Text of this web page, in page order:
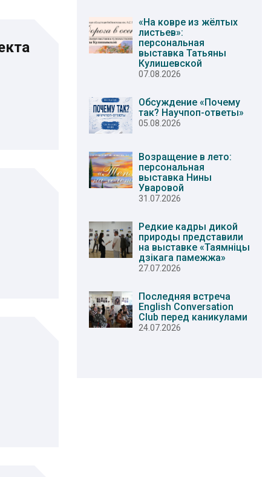
«На ковре из жёлтых
листьев»:
персональная
выставка Татьяны
Кулишевской
07.08.2026
Обсуждение «Почему
так? Научпоп-ответы»
05.08.2026
Возращение в лето:
персональная
выставка Нины
Уваровой
31.07.2026
Редкие кадры дикой
природы представили
на выставке «Таямніцы
дзікага памежжа»
27.07.2026
Последняя встреча
English Conversation
Club перед каникулами
24.07.2026